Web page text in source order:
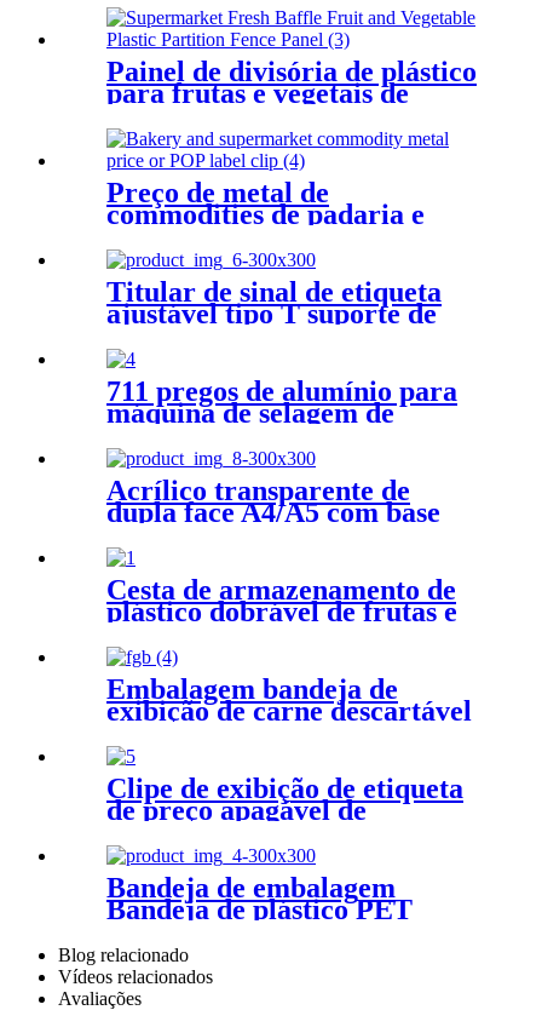
Painel de divisória de plástico
para frutas e vegetais de
Preço de metal de
commodities de padaria e
etiqueta POP
Titular de sinal de etiqueta
ajustável tipo T suporte de
de metal
711 pregos de alumínio para
máquina de selagem de
Acrílico transparente de
dupla face A4/A5 com base
para balcão de mesa suporte
para placa de cartaz suporte
de exibição de menu
Cesta de armazenamento de
plástico dobrável de frutas e
vegetais disponível no
mercado de supermercado
Embalagem bandeja de
exibição de carne descartável
blister embalagem de
alimentos embalagem de
alimentos poliestireno
congelado plástico 0,1 mm ~
0,3 mm ecologicamente
correto
Clipe de exibição de etiqueta
de preço apagável de
publicidade promocional
Bandeja de embalagem
Bandeja de plástico PET
transparente blister
Blog relacionado
Vídeos relacionados
Avaliações